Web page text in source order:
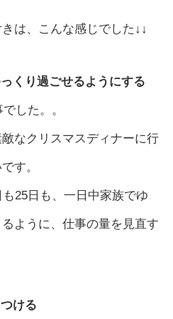
は、こんな感じでした↓↓
くり過ごせるようにする
した。。
なクリスマスディナーに行
す。
25日も、一日中家族でゆ
ように、仕事の量を見直す
ける